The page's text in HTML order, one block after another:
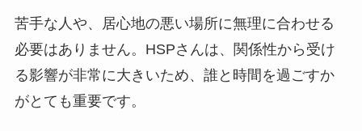
苦手な人や、居心地の悪い場所に無理に合わせる
必要はありません。HSPさんは、関係性から受け
る影響が非常に大きいため、誰と時間を過ごすか
がとても重要です。